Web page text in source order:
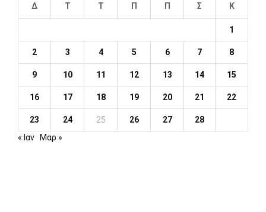
Δ Τ Τ Π Π Σ Κ
1
2 3 4 5 6 7 8
9 10 11 12 13 14 15
16 17 18 19 20 21 22
23 24 25 26 27
28
« Ιαν
Μαρ »